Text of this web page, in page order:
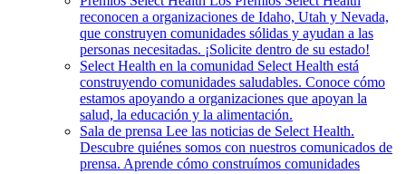
reconocen a organizaciones de Idaho, Utah y Nevada,
que construyen comunidades sólidas y ayudan a las
personas necesitadas. ¡Solicite dentro de su estado!
Select Health en la comunidad Select Health está
construyendo comunidades saludables. Conoce cómo
estamos apoyando a organizaciones que apoyan la
salud, la educación y la alimentación.
Sala de prensa Lee las noticias de Select Health.
Descubre quiénes somos con nuestros comunicados de
prensa. Aprende cómo construímos comunidades